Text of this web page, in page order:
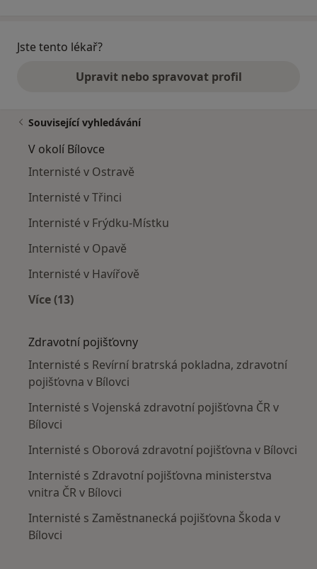
Jste tento lékař?
Upravit nebo spravovat profil
Související vyhledávání
V okolí Bílovce
Internisté v Ostravě
Internisté v Třinci
Internisté v Frýdku-Místku
Internisté v Opavě
Internisté v Havířově
Více (13)
Zdravotní pojišťovny
Internisté s Revírní bratrská pokladna, zdravotní
pojišťovna v Bílovci
Internisté s Vojenská zdravotní pojišťovna ČR v
Bílovci
Internisté s Oborová zdravotní pojišťovna v Bílovci
Internisté s Zdravotní pojišťovna ministerstva
vnitra ČR v Bílovci
Internisté s Zaměstnanecká pojišťovna Škoda v
Bílovci